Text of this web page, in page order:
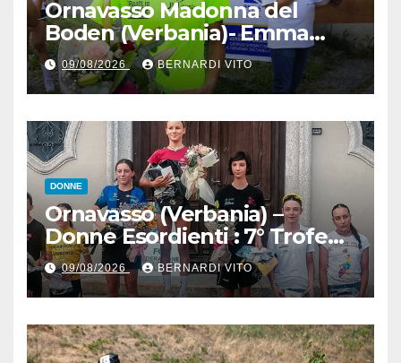
Ornavasso Madonna del
Boden (Verbania)- Emma
Cocca per la rivincita su
Firenze, Elisa Paiusco
Sansottera per la riconferma
tra le migliori Donne Allieve
09/08/2026 BERNARDI VITO
DONNE
Ornavasso (Verbania) –
Donne Esordienti : 7° Trofeo
Santuario Madonna del
Boden, Aurora Cerame e
Martina Zavattero le neo
campionesse regionali FCI
Piemonte
09/08/2026 BERNARDI VITO